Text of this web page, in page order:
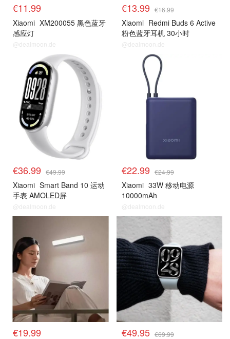
€11.99
Xiaomi XM200055 黑色蓝牙
感应灯
@dealmoon.de
€13.99 €16.99
Xiaomi Redmi Buds 6 Active
粉色蓝牙耳机 30小时
@dealmoon.de
€36.99 €49.99
Xiaomi Smart Band 10 运动
手表 AMOLED屏
@dealmoon.de
€22.99 €24.99
Xiaomi 33W 移动电源
10000mAh
@dealmoon.de
€19.99 €49.95 €69.99